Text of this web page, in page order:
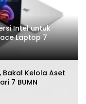
Intel untuk
Laptop 7
Kelola Aset
7 BUMN